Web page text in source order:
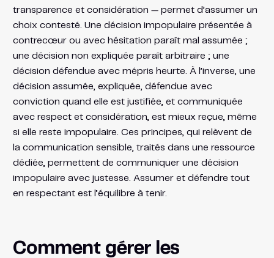
transparence et considération — permet d’assumer un
choix contesté. Une décision impopulaire présentée à
contrecœur ou avec hésitation paraît mal assumée ;
une décision non expliquée paraît arbitraire ; une
décision défendue avec mépris heurte. À l’inverse, une
décision assumée, expliquée, défendue avec
conviction quand elle est justifiée, et communiquée
avec respect et considération, est mieux reçue, même
si elle reste impopulaire. Ces principes, qui relèvent de
la communication sensible, traités dans une ressource
dédiée, permettent de communiquer une décision
impopulaire avec justesse. Assumer et défendre tout
en respectant est l’équilibre à tenir.
Comment gérer les